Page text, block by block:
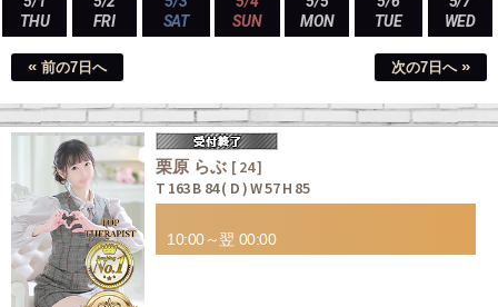
THU
FRI
SAT
SUN
MON
TUE
WED
« 前の7日へ 次の7日へ »
栗原 らぶ [ 24 ]
T 163 B 84 ( D ) W 57 H 85
10:00～翌 00:00